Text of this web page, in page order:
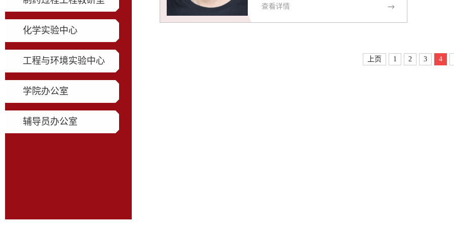
化学实验中心
工程与环境实验中心
学院办公室
辅导员办公室
技术产业开发区华佗大街26号办公地
点：制药楼306室教育经历：2013年博
工作经历： 2013年8月留校任教兼职
查看详情
上页 1 2 3 4